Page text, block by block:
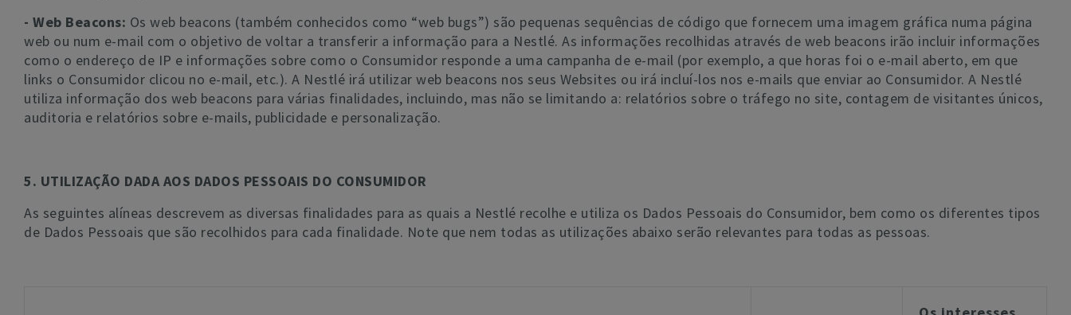
- Web Beacons: Os web beacons (também conhecidos como “web bugs”) são pequenas sequências de código que fornecem uma imagem gráfica numa página
web ou num e-mail com o objetivo de voltar a transferir a informação para a Nestlé. As informações recolhidas através de web beacons irão incluir informações
como o endereço de IP e informações sobre como o Consumidor responde a uma campanha de e-mail (por exemplo, a que horas foi o e-mail aberto, em que
links o Consumidor clicou no e-mail, etc.). A Nestlé irá utilizar web beacons nos seus Websites ou irá incluí-los nos e-mails que enviar ao Consumidor. A Nestlé
utiliza informação dos web beacons para várias finalidades, incluindo, mas não se limitando a: relatórios sobre o tráfego no site, contagem de visitantes únicos,
auditoria e relatórios sobre e-mails, publicidade e personalização.
5. UTILIZAÇÃO DADA AOS DADOS PESSOAIS DO CONSUMIDOR
As seguintes alíneas descrevem as diversas finalidades para as quais a Nestlé recolhe e utiliza os Dados Pessoais do Consumidor, bem como os diferentes tipos
de Dados Pessoais que são recolhidos para cada finalidade. Note que nem todas as utilizações abaixo serão relevantes para todas as pessoas.